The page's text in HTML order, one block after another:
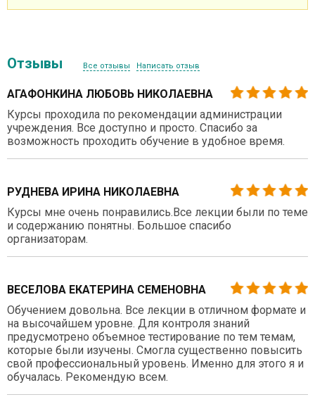
Отзывы Все отзывы Написать отзыв
АГАФОНКИНА ЛЮБОВЬ НИКОЛАЕВНА
Курсы проходила по рекомендации администрации
учреждения. Все доступно и просто. Спасибо за
возможность проходить обучение в удобное время.
РУДНЕВА ИРИНА НИКОЛАЕВНА
Курсы мне очень понравились.Все лекции были по теме
и содержанию понятны. Большое спасибо
организаторам.
ВЕСЕЛОВА ЕКАТЕРИНА СЕМЕНОВНА
Обучением довольна. Все лекции в отличном формате и
на высочайшем уровне. Для контроля знаний
предусмотрено объемное тестирование по тем темам,
которые были изучены. Смогла существенно повысить
свой профессиональный уровень. Именно для этого я и
обучалась. Рекомендую всем.